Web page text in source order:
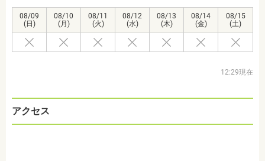
08/09
(日)
08/10
(月)
08/11
(火)
08/12
(水)
08/13
(木)
08/14
(金)
08/15
(土)
12:29現在
アクセス